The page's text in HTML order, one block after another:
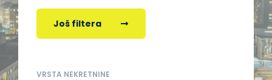
Još filtera
VRSTA NEKRETNINE